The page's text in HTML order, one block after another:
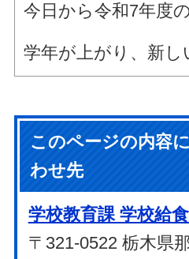
今日から令和7年度
学年が上がり、新
このページの内容
わせ先
学校教育課 学校給
〒321-0522 栃木県